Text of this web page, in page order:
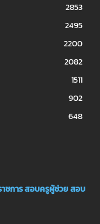
2853
2495
2200
2082
1511
902
648
ชการสอบครูผู้ช่วยสอบ